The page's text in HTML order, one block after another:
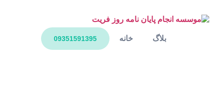
خانه بلاگ 09351591395